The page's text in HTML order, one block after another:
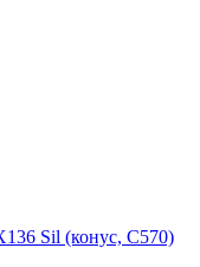
Sil (конус, C570)